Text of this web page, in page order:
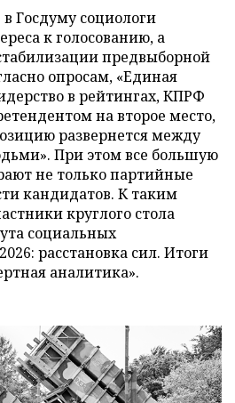
Госдуму социологи
к голосованию, а
предвыборной
опросам, «Единая
в рейтингах, КПРФ
на второе место,
развернется между
При этом все большую
не только партийные
кандидатов. К таким
круглого стола
социальных
расстановка сил. Итоги
аналитика».